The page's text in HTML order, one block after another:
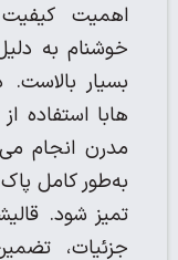
اهمیت
خوشنام به
بسیار
هابا استفاده
مدرن انجام
به‌طور کامل
تمیز شود.
جزئیات،